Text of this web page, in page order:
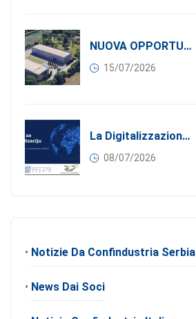
NUOVA OPPORTUNITÀ DI BUSINESS PER I SOCI DI CONFINDUSTRIA SERBIA: Affitasi Un Moderno Capannone Industriale A Pančevo – 1.200 M² Nella Zona Industriale
15/07/2026
La Digitalizzazione Come Motore Dell’internazionalizzazione
08/07/2026
• Notizie Da Confindustria Serbia
• News Dai Soci